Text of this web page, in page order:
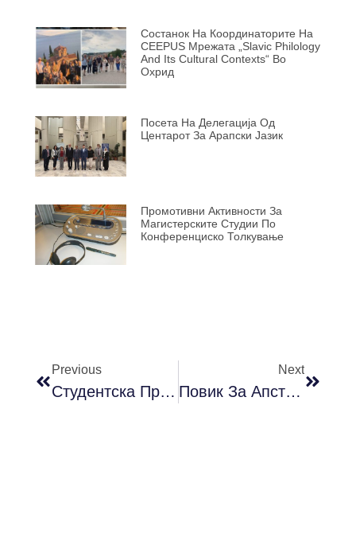
Состанок На Координаторите На
CEEPUS Мрежата „Slavic Philology
And Its Cultural Contexts“ Во
Охрид
Посета На Делегација Од
Центарот За Арапски Јазик
Промотивни Активности За
Магистерските Студии По
Конференциско Толкување
Previous
Студентска Преведувачка Работилница
Next
Повик За Апстракти За Седмата Студентска Конференција „Како Си Ми?“